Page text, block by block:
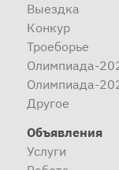
Выездка
Конкур
Троеборье
Олимпиада-
Олимпиада-
Другое
Объявления
Услуги